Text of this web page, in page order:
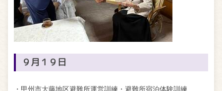
９月１９日
・甲州市大藤地区避難所運営訓練・避難所宿泊体験訓練